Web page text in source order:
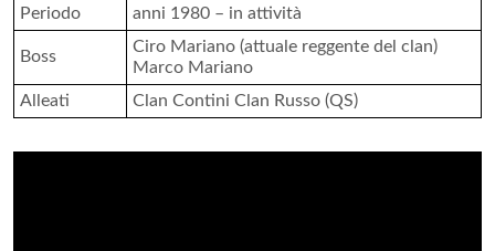
Periodo anni 1980 – in attività
Boss
Ciro Mariano (attuale reggente del clan)
Marco Mariano
Alleati
Clan Contini Clan Russo (QS)